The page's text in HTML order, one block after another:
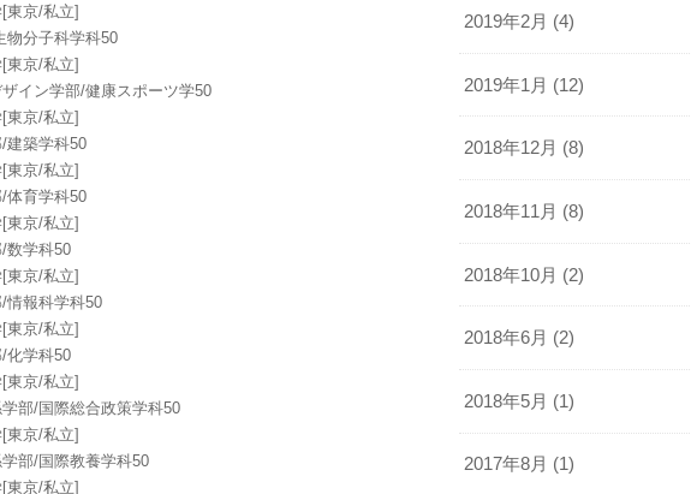
東京/私立]
物分子科学科50
東京/私立]
イン学部/健康スポーツ学50
東京/私立]
建築学科50
東京/私立]
体育学科50
東京/私立]
数学科50
東京/私立]
情報科学科50
東京/私立]
化学科50
東京/私立]
部/国際総合政策学科50
東京/私立]
部/国際教養学科50
東京/私立]
2019年2月 (4)
2019年1月 (12)
2018年12月 (8)
2018年11月 (8)
2018年10月 (2)
2018年6月 (2)
2018年5月 (1)
2017年8月 (1)